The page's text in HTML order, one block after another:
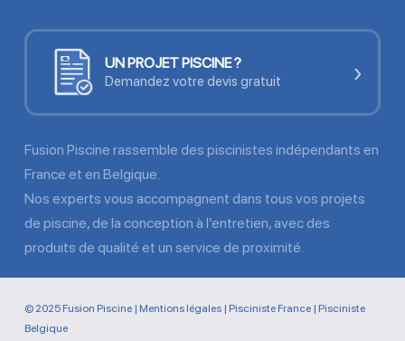
UN PROJET PISCINE ?
Demandez votre devis gratuit ›
Fusion Piscine rassemble des piscinistes indépendants en
France et en Belgique.
Nos experts vous accompagnent dans tous vos projets
de piscine, de la conception à l’entretien, avec des
produits de qualité et un service de proximité.
© 2025 Fusion Piscine | Mentions légales| Pisciniste France| Pisciniste
Belgique